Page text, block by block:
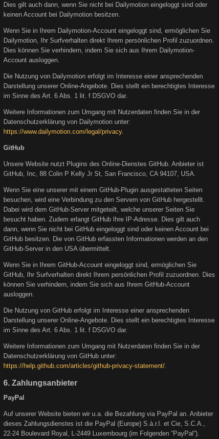
Dies gilt auch dann, wenn Sie nicht bei Dailymotion eingeloggt sind oder
keinen Account bei Dailymotion besitzen.
Wenn Sie in Ihrem Dailymotion-Account eingeloggt sind, ermöglichen Sie
Dailymotion, Ihr Surfverhalten direkt Ihrem persönlichen Profil zuzuordnen.
Dies können Sie verhindern, indem Sie sich aus Ihrem Dailymotion-
Account ausloggen.
Die Nutzung von Dailymotion erfolgt im Interesse einer ansprechenden
Darstellung unserer Online-Angebote. Dies stellt ein berechtigtes Interesse
im Sinne des Art. 6 Abs. 1 lit. f DSGVO dar.
Weitere Informationen zum Umgang mit Nutzerdaten finden Sie in der
Datenschutzerklärung von Dailymotion unter:
https://www.dailymotion.com/legal/privacy.
GitHub
Unsere Website nutzt Plugins des Online-Dienstes GitHub. Anbieter ist
GitHub, Inc, 88 Colin P Kelly Jr St, San Francisco, CA 94107, USA.
Wenn Sie eine unserer mit einem GitHub-Plugin ausgestatteten Seiten
besuchen, wird eine Verbindung zu den Servern von GitHub hergestellt.
Dabei wird dem GitHub-Server mitgeteilt, welche unserer Seiten Sie
besucht haben. Zudem erlangt GitHub Ihre IP-Adresse. Dies gilt auch
dann, wenn Sie nicht bei GitHub eingeloggt sind oder keinen Account bei
GitHub besitzen. Die von GitHub erfassten Informationen werden an den
GitHub-Server in den USA übermittelt.
Wenn Sie in Ihrem GitHub-Account eingeloggt sind, ermöglichen Sie
GitHub, Ihr Surfverhalten direkt Ihrem persönlichen Profil zuzuordnen. Dies
können Sie verhindern, indem Sie sich aus Ihrem GitHub-Account
ausloggen.
Die Nutzung von GitHub erfolgt im Interesse einer ansprechenden
Darstellung unserer Online-Angebote. Dies stellt ein berechtigtes Interesse
im Sinne des Art. 6 Abs. 1 lit. f DSGVO dar.
Weitere Informationen zum Umgang mit Nutzerdaten finden Sie in der
Datenschutzerklärung von GitHub unter:
https://help.github.com/articles/github-privacy-statement/
6. Zahlungsanbieter
PayPal
Auf unserer Website bieten wir u.a. die Bezahlung via PayPal an. Anbieter
dieses Zahlungsdienstes ist die PayPal (Europe) S.à.r.l. et Cie, S.C.A.,
22-24 Boulevard Royal, L-2449 Luxembourg (im Folgenden “PayPal”).